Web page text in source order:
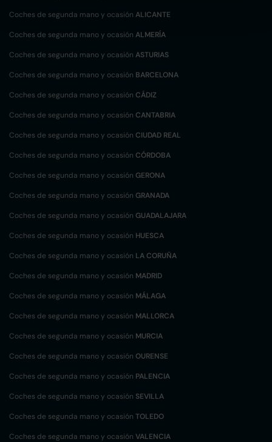
Coches de segunda mano y ocasión ALICANTE
Coches de segunda mano y ocasión ALMERÍA
Coches de segunda mano y ocasión ASTURIAS
Coches de segunda mano y ocasión BARCELONA
Coches de segunda mano y ocasión CÁDIZ
Coches de segunda mano y ocasión CANTABRIA
Coches de segunda mano y ocasión CIUDAD REAL
Coches de segunda mano y ocasión CÓRDOBA
Coches de segunda mano y ocasión GERONA
Coches de segunda mano y ocasión GRANADA
Coches de segunda mano y ocasión GUADALAJARA
Coches de segunda mano y ocasión HUESCA
Coches de segunda mano y ocasión LA CORUÑA
Coches de segunda mano y ocasión MADRID
Coches de segunda mano y ocasión MÁLAGA
Coches de segunda mano y ocasión MALLORCA
Coches de segunda mano y ocasión MURCIA
Coches de segunda mano y ocasión OURENSE
Coches de segunda mano y ocasión PALENCIA
Coches de segunda mano y ocasión SEVILLA
Coches de segunda mano y ocasión TOLEDO
Coches de segunda mano y ocasión VALENCIA